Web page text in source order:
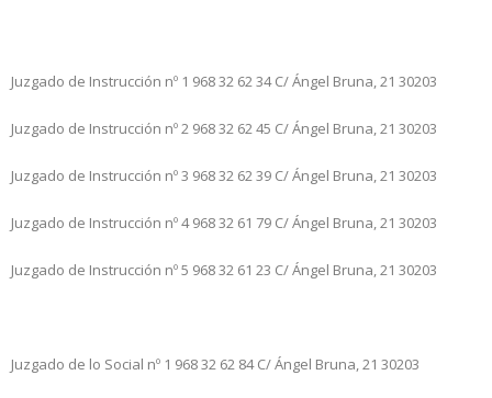
Juzgado de Instrucción nº 1 968 32 62 34 C/ Ángel Bruna, 21 30203
Juzgado de Instrucción nº 2 968 32 62 45 C/ Ángel Bruna, 21 30203
Juzgado de Instrucción nº 3 968 32 62 39 C/ Ángel Bruna, 21 30203
Juzgado de Instrucción nº 4 968 32 61 79 C/ Ángel Bruna, 21 30203
Juzgado de Instrucción nº 5 968 32 61 23 C/ Ángel Bruna, 21 30203
Juzgado de lo Social nº 1 968 32 62 84 C/ Ángel Bruna, 21 30203